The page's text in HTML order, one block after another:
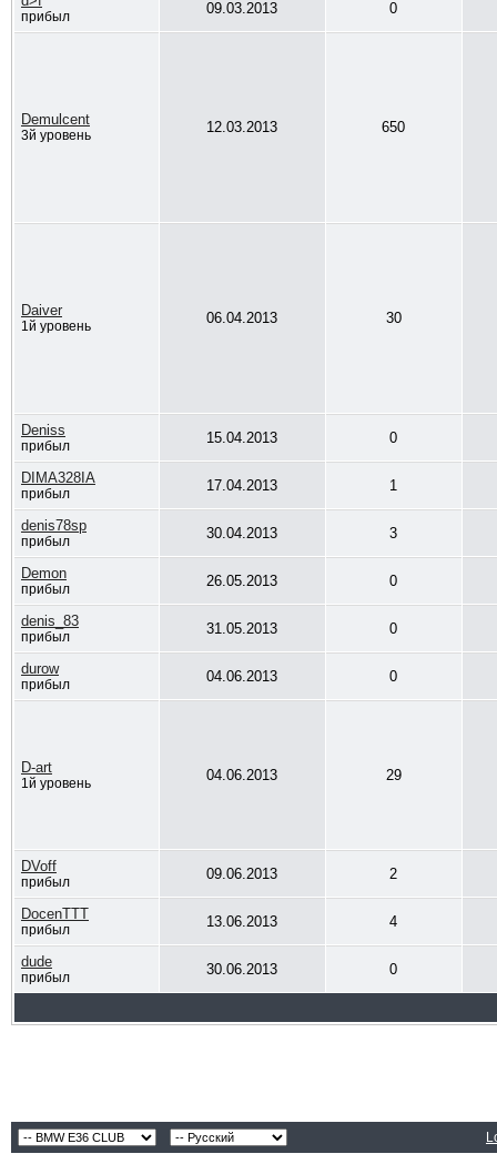
прибыл 09.03.2013 0
Demulcent
3й уровень 12.03.2013 650
Daiver
1й уровень 06.04.2013 30
Deniss
прибыл 15.04.2013 0
DIMA328IA
прибыл 17.04.2013 1
denis78sp
прибыл 30.04.2013 3
Demon
прибыл 26.05.2013 0
denis_83
прибыл 31.05.2013 0
durow
прибыл 04.06.2013 0
D-art
1й уровень 04.06.2013 29
DVoff
прибыл 09.06.2013 2
DocenTTT
прибыл 13.06.2013 4
dude
прибыл 30.06.2013 0